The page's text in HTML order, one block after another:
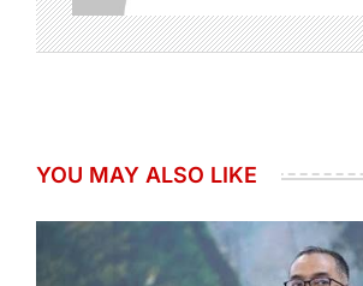
YOU MAY ALSO LIKE